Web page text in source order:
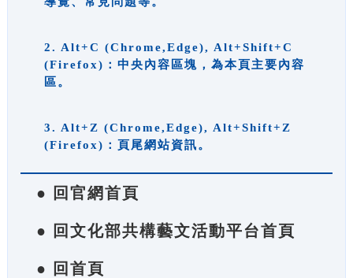
2. Alt+C (Chrome,Edge), Alt+Shift+C
(Firefox)：中央內容區塊，為本頁主要內容
區。
3. Alt+Z (Chrome,Edge), Alt+Shift+Z
(Firefox)：頁尾網站資訊。
● 回官網首頁
● 回文化部共構藝文活動平台首頁
● 回首頁